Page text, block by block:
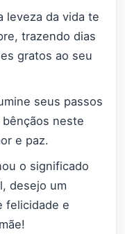
leveza da vida te
trazendo dias
gratos ao seu
seus passos
neste
e paz.
o significado
desejo um
felicidade e